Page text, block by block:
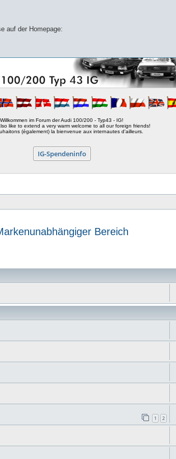
auf der Homepage:
Willkommen im Forum der Audi 100/200 - Typ43 - IG!
like to extend a very warm welcome to all our foreign friends!
(également) la bienvenue aux internautes d'ailleurs.
IG-Spendeninfo
Bereich
1 2